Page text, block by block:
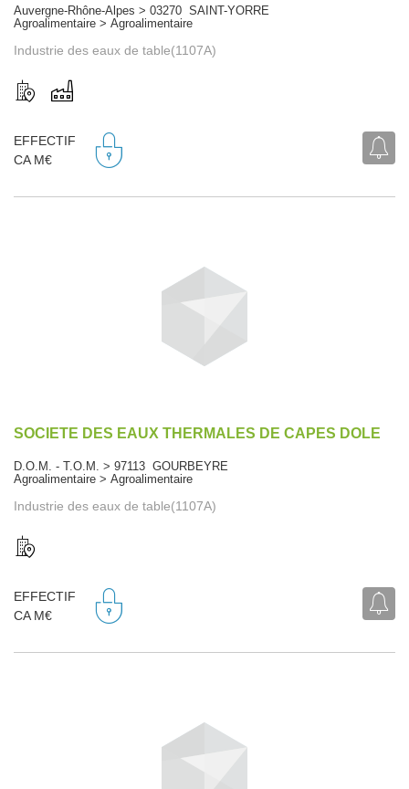
Auvergne-Rhône-Alpes > 03270 SAINT-YORRE
Agroalimentaire > Agroalimentaire
Industrie des eaux de table(1107A)
EFFECTIF
CA M€
SOCIETE DES EAUX THERMALES DE CAPES DOLE
D.O.M. - T.O.M. > 97113 GOURBEYRE
Agroalimentaire > Agroalimentaire
Industrie des eaux de table(1107A)
EFFECTIF
CA M€